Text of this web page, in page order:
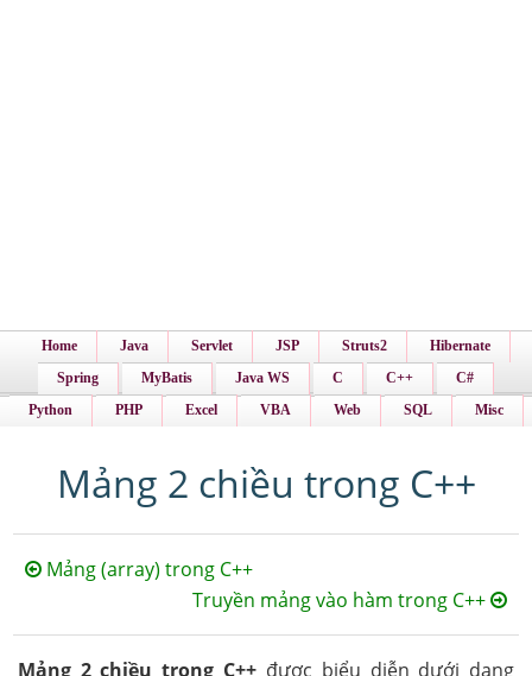
Home Java Servlet JSP Struts2
Hibernate
Spring
MyBatis Java WS C C++
C#
Python
PHP Excel VBA Web SQL Misc
Mảng 2 chiều trong C++
Mảng (array) trong C++
Truyền mảng vào hàm trong C++
Mảng 2 chiều trong C++ được biểu diễn dưới dạng